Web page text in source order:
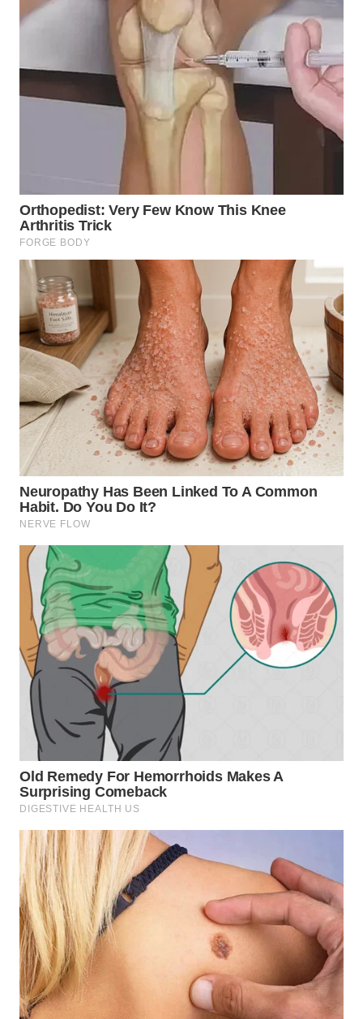
WN DELI
WN
TEBING
WN
KARAWANG
WN
BEKASI
WN
BOGOR
WN
DEPOK
WN
UTARA
WN
SAMOSIR
WN
PADANG
LAWAS
WN
SUMEDANG
WN
CIANJUR
WN
KEPULAUAN
WN
TANGERANG
WN
BINJAI
WN
CIREBON